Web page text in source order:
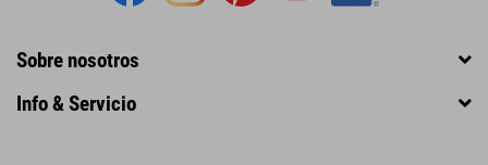
Sobre nosotros
Info & Servicio